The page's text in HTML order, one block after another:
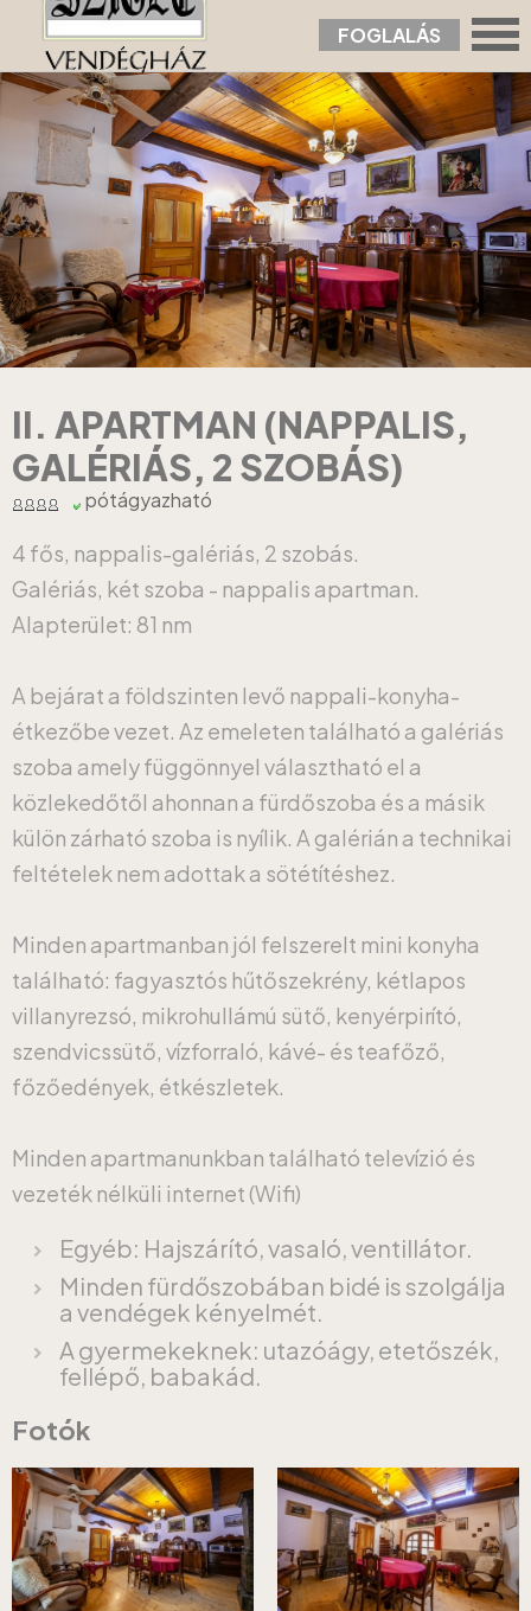
FOGLALÁS
Nyitólap › Apartmanok › II. Apartman (nappalis, galériás, 2 szobás)
II. APARTMAN (NAPPALIS,
GALÉRIÁS, 2 SZOBÁS)
pótágyazható
4 fős, nappalis-galériás, 2 szobás.
Galériás, két szoba - nappalis apartman.
Alapterület: 81 nm
A bejárat a földszinten levő nappali-konyha-
étkezőbe vezet. Az emeleten található a galériás
szoba amely függönnyel választható el a
közlekedőtől ahonnan a fürdőszoba és a másik
külön zárható szoba is nyílik. A galérián a technikai
feltételek nem adottak a sötétítéshez.
Minden apartmanban jól felszerelt mini konyha
található: fagyasztós hűtőszekrény, kétlapos
villanyrezsó, mikrohullámú sütő, kenyérpirító,
szendvicssütő, vízforraló, kávé- és teafőző,
főzőedények, étkészletek.
Minden apartmanunkban található televízió és
vezeték nélküli internet (Wifi)
Egyéb: Hajszárító, vasaló, ventillátor.
Minden fürdőszobában bidé is szolgálja
a vendégek kényelmét.
A gyermekeknek: utazóágy, etetőszék,
fellépő, babakád.
Fotók